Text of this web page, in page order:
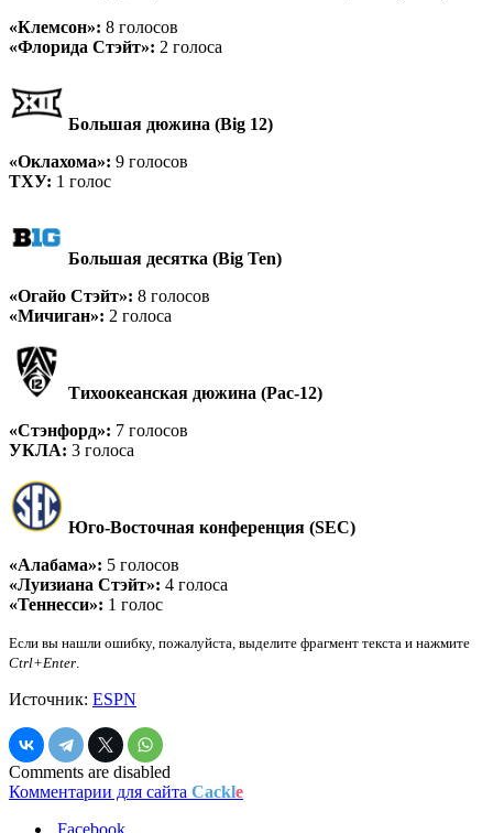
«Клемсон»: 8 голосов
«Флорида Стэйт»: 2 голоса
Большая дюжина (Big 12)
«Оклахома»: 9 голосов
ТХУ: 1 голос
Большая десятка (Big Ten)
«Огайо Стэйт»: 8 голосов
«Мичиган»: 2 голоса
Тихоокеанская дюжина (Pac-12)
«Стэнфорд»: 7 голосов
УКЛА: 3 голоса
Юго-Восточная конференция (SEC)
«Алабама»: 5 голосов
«Луизиана Стэйт»: 4 голоса
«Теннесси»: 1 голос
Если вы нашли ошибку, пожалуйста, выделите фрагмент текста и нажмите
Ctrl+Enter
Источник: ESPN
Comments are disabled
Комментарии для сайта Cackle
Facebook